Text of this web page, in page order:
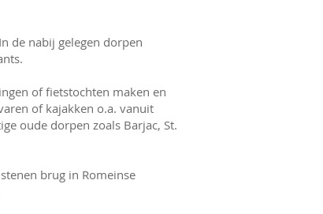
de nabij gelegen dorpen
of fietstochten maken en
of kajakken o.a. vanuit
oude dorpen zoals Barjac, St.
brug in Romeinse